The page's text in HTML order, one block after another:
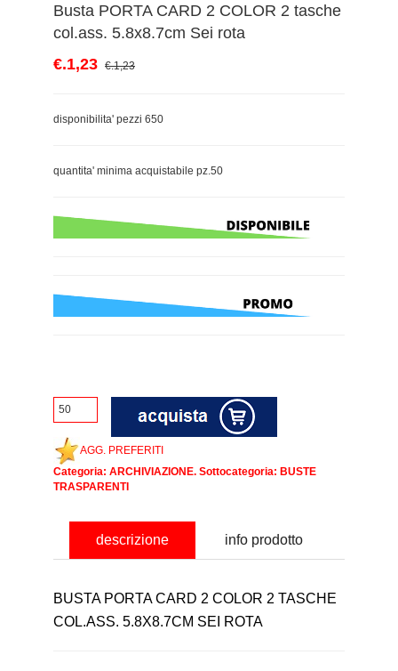
Busta PORTA CARD 2 COLOR 2 tasche
col.ass. 5.8x8.7cm Sei rota
€.1,23 €.1,23
disponibilita' pezzi 650
quantita' minima acquistabile pz.50
AGG. PREFERITI
Categoria: ARCHIVIAZIONE. Sottocategoria: BUSTE
TRASPARENTI
descrizione info prodotto
BUSTA PORTA CARD 2 COLOR 2 TASCHE
COL.ASS. 5.8X8.7CM SEI ROTA